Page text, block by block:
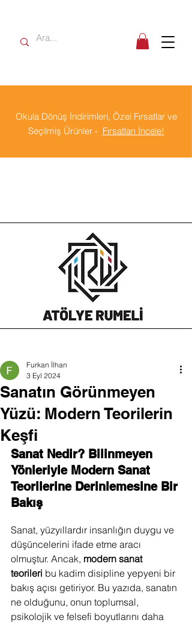
Okula Dönüş İndirimleri, Özel Fırsatlar ve
Seçilmiş Ürünler - Fırsatları İncele!
Sanatın Görünmeyen
Yüzü: Modern Teorilerin
Keşfi
Furkan İlhan
3 Eyl 2024
Sanat Nedir? Bilinmeyen
Yönleriyle Modern Sanat
Teorilerine Derinlemesine Bir
Bakış
Sanat, yüzyıllardır insanlığın duygu ve
düşüncelerini ifade etme aracı
olmuştur. Ancak, modern sanat
teorileri bu kadim disipline yepyeni bir
bakış açısı getiriyor. Bu yazıda, sanatın
ne olduğunu, onun toplumsal,
psikolojik ve felsefi boyutlarını daha